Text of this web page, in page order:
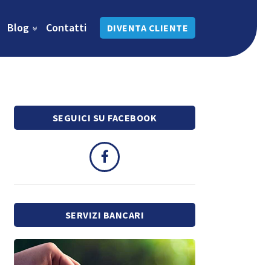
Blog Contatti DIVENTA CLIENTE
SEGUICI SU FACEBOOK
SERVIZI BANCARI